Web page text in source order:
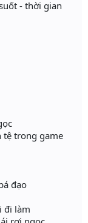
- thời gian
tệ trong game
đạo
đi làm